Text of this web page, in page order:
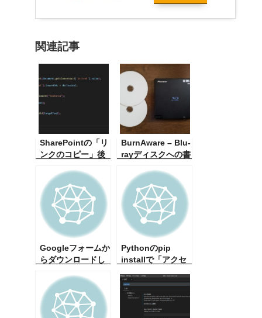
関連記事
SharePointの「リ
ンクのコピー」後
たパスを日本語に
戻す
BurnAware – Blu-
rayディスクへの書
料のライティング
ソフト
Googleフォームか
らダウンロードし
が文字化けする場
合
Pythonのpip
installで「アクセ
た」と出た場合の
対応